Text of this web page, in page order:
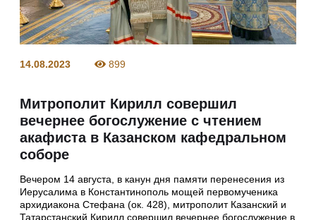
14.08.2023 899
Митрополит Кирилл совершил
вечернее богослужение с чтением
акафиста в Казанском кафедральном
соборе
Вечером 14 августа, в канун дня памяти перенесения из
Иерусалима в Константинополь мощей первомученика
архидиакона Стефана (ок. 428), митрополит Казанский и
Татарстанский Кирилл совершил вечернее богослужение в